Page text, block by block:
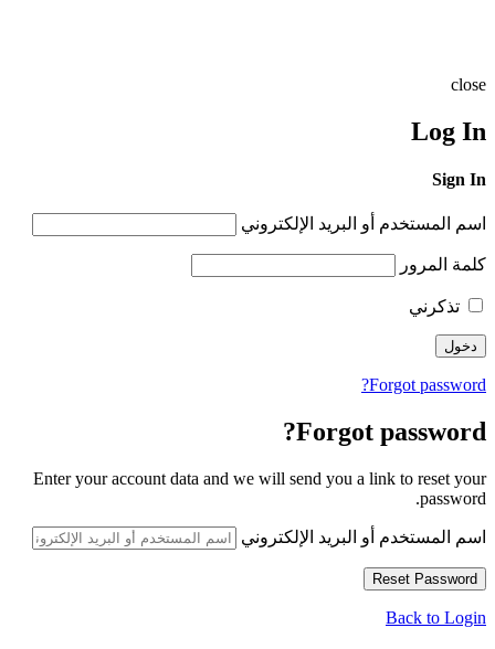
close
Log In
Sign In
اسم المستخدم أو البريد الإلكتروني
كلمة المرور
تذكرني
Forgot password?
Forgot password?
Enter your account data and we will send you a link to reset your
password.
اسم المستخدم أو البريد الإلكتروني
Back to Login